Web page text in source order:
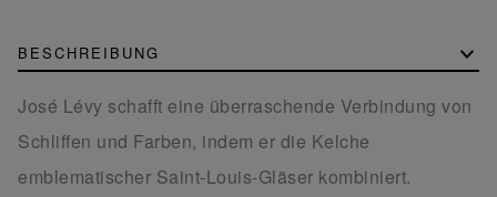
BESCHREIBUNG
José Lévy schafft eine überraschende Verbindung von
Schliffen und Farben, indem er die Kelche
emblematischer Saint-Louis-Gläser kombiniert.